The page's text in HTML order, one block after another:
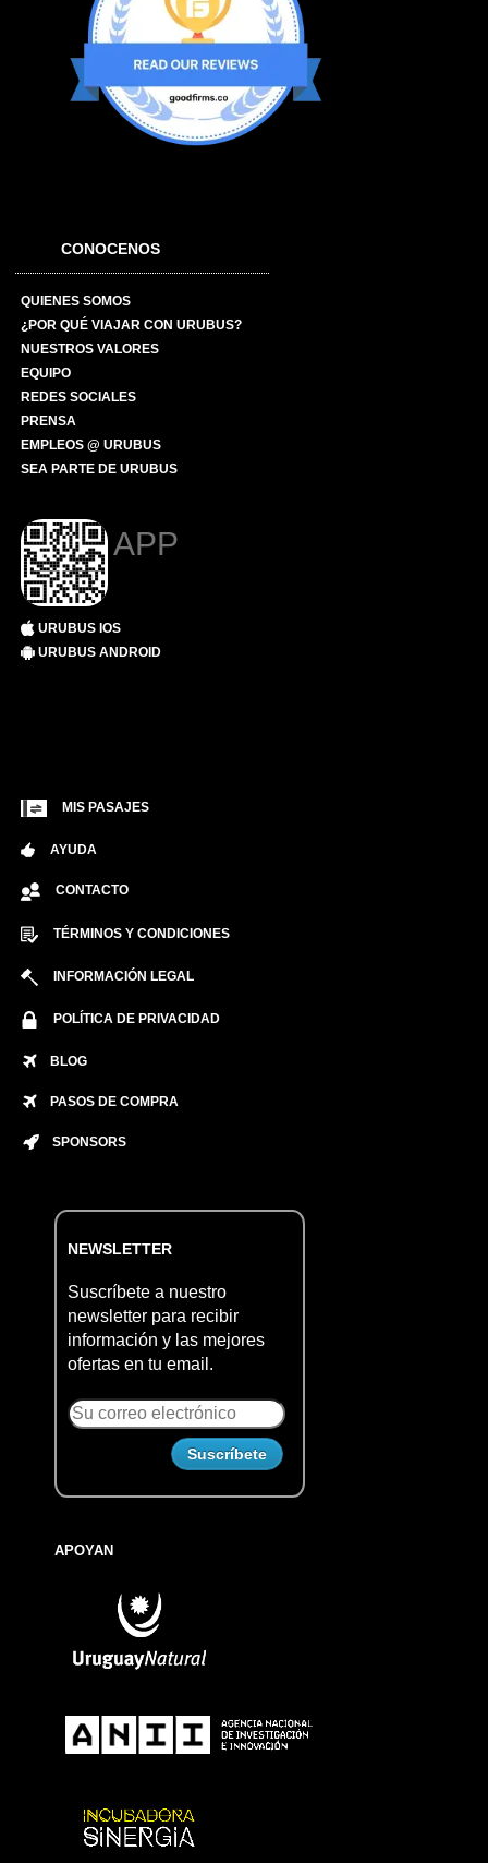
CONOCENOS
QUIENES SOMOS
¿POR QUÉ VIAJAR CON URUBUS?
NUESTROS VALORES
EQUIPO
REDES SOCIALES
PRENSA
EMPLEOS @ URUBUS
SEA PARTE DE URUBUS
APP
URUBUS IOS
URUBUS ANDROID
MIS PASAJES
AYUDA
CONTACTO
TÉRMINOS Y CONDICIONES
INFORMACIÓN LEGAL
POLÍTICA DE PRIVACIDAD
BLOG
PASOS DE COMPRA
SPONSORS
NEWSLETTER
Suscríbete a nuestro
newsletter para recibir
información y las mejores
ofertas en tu email.
APOYAN